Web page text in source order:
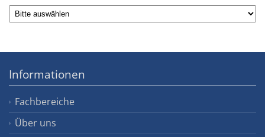
Informationen
Fachbereiche
Über uns